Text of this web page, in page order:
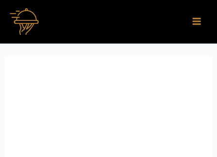
contenu
quantité
de
La
box